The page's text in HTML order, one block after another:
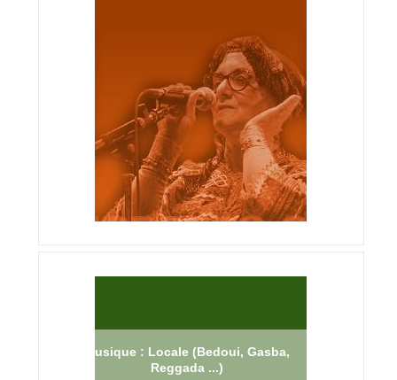
Musique : Locale (Bedoui, Gasba,
Reggada ...)